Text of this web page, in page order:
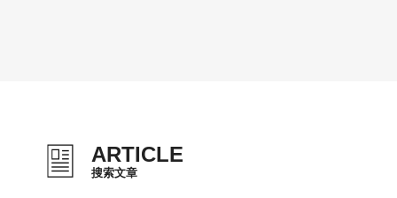
ARTICLE
搜索文章